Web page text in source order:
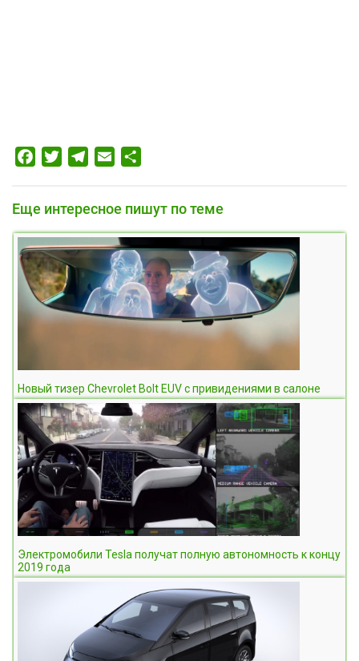
FacebookTwitterTelegram
Email
Еще интересное пишут по теме
Новый тизер Chevrolet Bolt EUV с привидениями в салоне
Электромобили Tesla получат полную автономность к концу
2019 года